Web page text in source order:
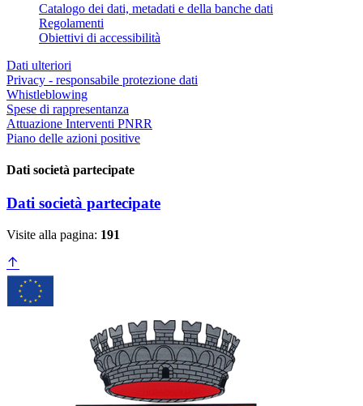
Catalogo dei dati, metadati e della banche dati
Regolamenti
Obiettivi di accessibilità
Dati ulteriori
Privacy - responsabile protezione dati
Whistleblowing
Spese di rappresentanza
Attuazione Interventi PNRR
Piano delle azioni positive
Dati società partecipate
Dati società partecipate
Visite alla pagina: 191